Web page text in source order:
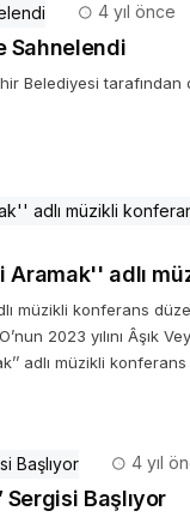
4 yıl önce
Sahnelendi
Belediyesi
Aramak'' adlı
müzikli konferans
2023 yılını Âşık
adlı müzikli
4 yıl
Sergisi Başlıyor